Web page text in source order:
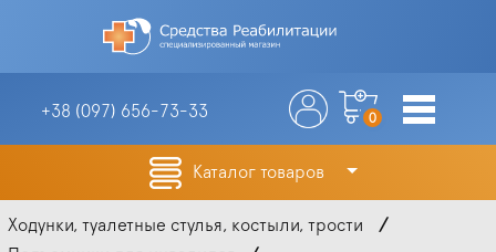
+38 (097) 656-73-33 0
Каталог товаров
Ходунки, туалетные стулья, костыли, трости